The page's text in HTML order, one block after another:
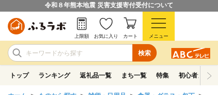
令和８年熊本地震 災害支援寄付受付について
検索
上限額 お気に入り カート メニュー
トップ ランキング 返礼品一覧 まち一覧 特集 初心者ガイド